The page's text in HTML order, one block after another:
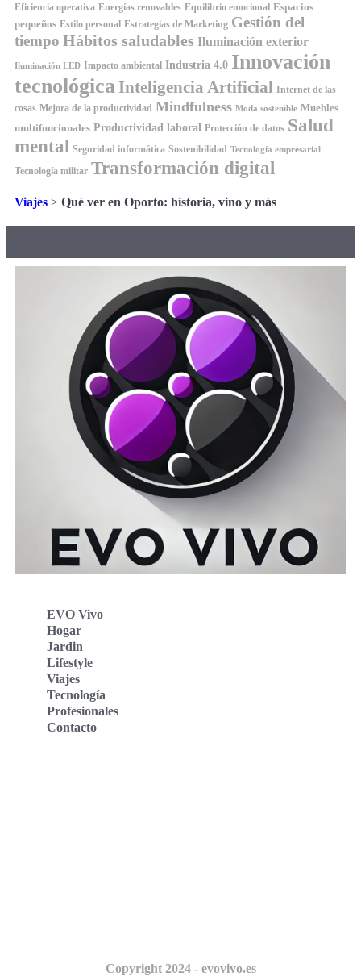
Eficiencia operativa Energías renovables Equilibrio emocional Espacios
pequeños Estilo personal Estrategias de Marketing Gestión del
tiempo Hábitos saludables Iluminación exterior
Iluminación LED Impacto ambiental Industria 4.0 Innovación
tecnológica Inteligencia Artificial Internet de las
cosas Mejora de la productividad Mindfulness Moda sostenible Muebles
multifuncionales Productividad laboral Protección de datos Salud
mental Seguridad informática Sostenibilidad Tecnología empresarial
Tecnología militar Transformación digital
Viajes > Qué ver en Oporto: historia, vino y más
EVO Vivo
Hogar
Jardin
Lifestyle
Viajes
Tecnología
Profesionales
Contacto
Copyright 2024 - evovivo.es